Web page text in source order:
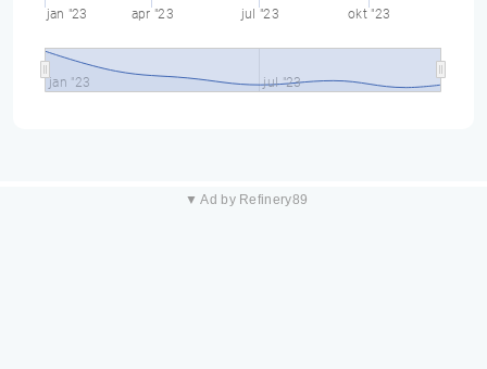
jan "23 apr "23 jul "23 okt "23
jan "23 jul "23
▼ Ad by Refinery89